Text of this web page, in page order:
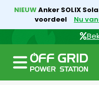
NIEUWAnker SOLIX
voordeel
Nu